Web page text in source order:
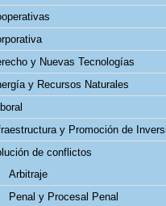
y Nuevas Tecnologías
y Recursos Naturales
y Promoción de
de conflictos
Arbitraje
Penal y Procesal Penal